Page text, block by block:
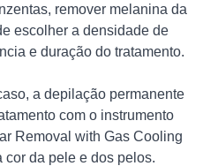
remover melanina da
escolher a densidade de
e duração do tratamento.
a depilação permanente
com o instrumento
Removal with Gas Cooling
cor da pele e dos pelos.